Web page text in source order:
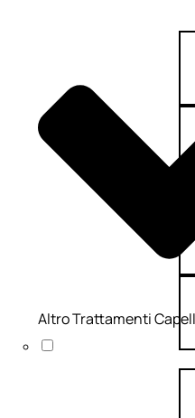
Altro Trattamenti